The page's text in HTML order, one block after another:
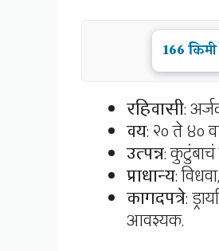
166
रहिवासी:
वय: २० ते ४०
उत्पन्न: कुटुंबाचं
प्राधान्य:
कागदपत्रे:
आवश्यक.